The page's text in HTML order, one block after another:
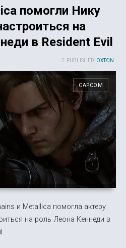
помогли Нику
на
в Resident Evil
PUBLISHED: OXTON
CAPCOM
и Metallica помогла актеру
на роль Леона Кеннеди в